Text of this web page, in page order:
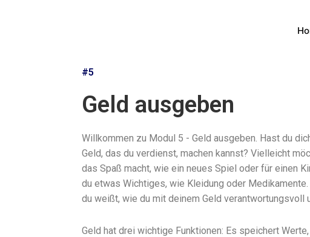
#5
Geld ausgeben
Willkommen zu Modul 5 - Geld ausgeben. Hast du
Geld, das du verdienst, machen kannst? Vielleicht
das Spaß macht, wie ein neues Spiel oder für einen
du etwas Wichtiges, wie Kleidung oder
du weißt, wie du mit deinem Geld verantwortungsvoll
Geld hat drei wichtige Funktionen: Es speichert